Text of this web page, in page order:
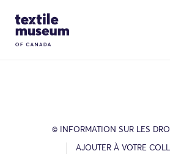
Site Logo
© INFORMATION SUR LES
AJOUTER À VOTRE